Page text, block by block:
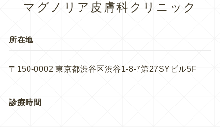
マグノリア皮膚科クリニック
所在地
〒150-0002 東京都渋谷区渋谷1-8-7第27SYビル5F
診療時間